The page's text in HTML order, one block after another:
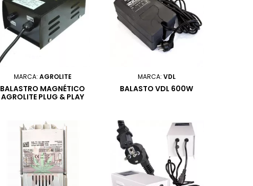
MARCA: AGROLITE
BALASTRO MAGNÉTICO
AGROLITE PLUG & PLAY
MARCA: VDL
BALASTO VDL 600W